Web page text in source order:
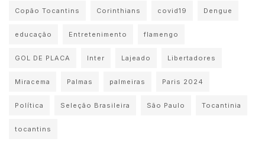
Copão Tocantins Corinthians covid19 Dengue
educação Entretenimento flamengo
GOL DE PLACA Inter Lajeado Libertadores
Miracema Palmas palmeiras Paris 2024
Política Seleção Brasileira São Paulo Tocantinia
tocantins